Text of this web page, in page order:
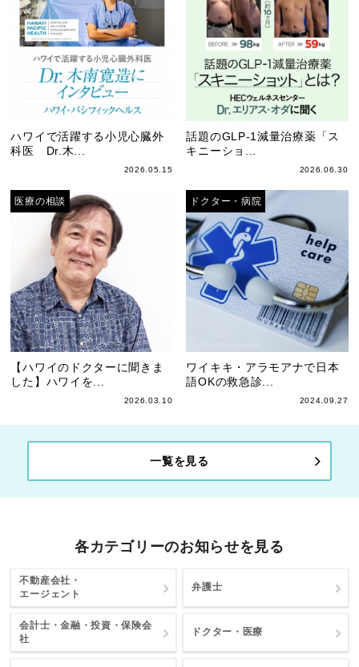
ハワイで活躍する小児心臓外
科医 Dr.木...
2026.05.15
話題のGLP-1減量治療薬「ス
キニーショ...
2026.06.30
医療の相談
【ハワイのドクターに聞きま
した】ハワイを...
2026.03.10
ドクター・病院
ワイキキ・アラモアナで日本
語OKの救急診...
2024.09.27
一覧を見る
各カテゴリーのお知らせを見る
不動産会社・
エージェント
弁護士
会計士・金融・投資・保険会
社
ドクター・医療